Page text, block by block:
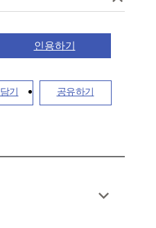
인용하기
기 공유하기